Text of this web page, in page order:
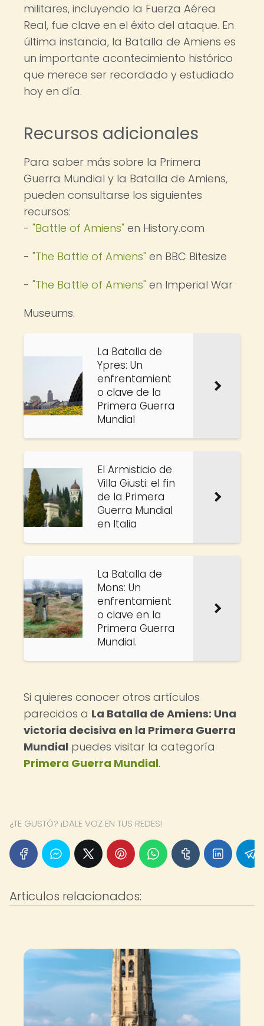
militares, incluyendo la Fuerza Aérea
Real, fue clave en el éxito del ataque. En
última instancia, la Batalla de Amiens es
un importante acontecimiento histórico
que merece ser recordado y estudiado
hoy en día.
Recursos adicionales
Para saber más sobre la Primera
Guerra Mundial y la Batalla de Amiens,
pueden consultarse los siguientes
recursos:
- "Battle of Amiens" en History.com
- "The Battle of Amiens" en BBC Bitesize
- "The Battle of Amiens" en Imperial War
Museums.
La Batalla de
Ypres: Un
enfrentamient
o clave de la
Primera Guerra
Mundial
El Armisticio de
Villa Giusti: el fin
de la Primera
Guerra Mundial
en Italia
La Batalla de
Mons: Un
enfrentamient
o clave en la
Primera Guerra
Mundial.
Si quieres conocer otros artículos
parecidos a La Batalla de Amiens: Una
victoria decisiva en la Primera Guerra
Mundial puedes visitar la categoría
Primera Guerra Mundial.
¿TE GUSTÓ? ¡DALE VOZ EN TUS REDES!
Articulos relacionados: